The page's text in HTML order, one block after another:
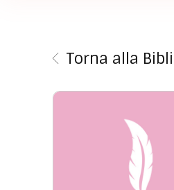
Torna alla